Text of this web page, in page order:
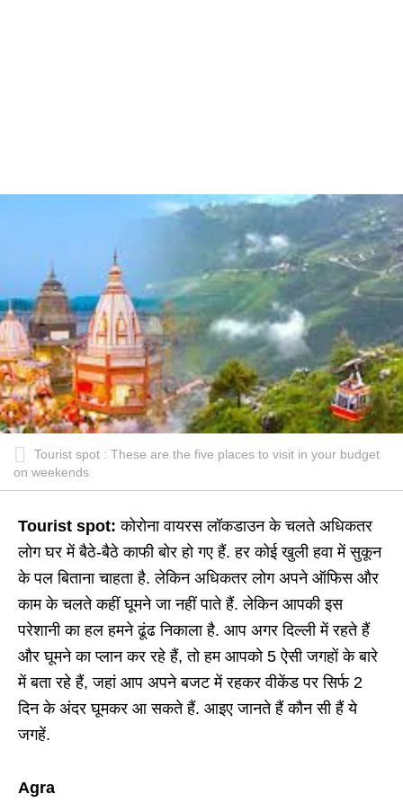
Tourist spot : These are the five places to visit in your budget
on weekends
Tourist spot: कोरोना वायरस लॉकडाउन के चलते अधिकतर
लोग घर में बैठे-बैठे काफी बोर हो गए हैं. हर कोई खुली हवा में सुकून
के पल बिताना चाहता है. लेकिन अधिकतर लोग अपने ऑफिस और
काम के चलते कहीं घूमने जा नहीं पाते हैं. लेकिन आपकी इस
परेशानी का हल हमने ढूंढ निकाला है. आप अगर दिल्ली में रहते हैं
और घूमने का प्लान कर रहे हैं, तो हम आपको 5 ऐसी जगहों के बारे
में बता रहे हैं, जहां आप अपने बजट में रहकर वीकेंड पर सिर्फ 2
दिन के अंदर घूमकर आ सकते हैं. आइए जानते हैं कौन सी हैं ये
जगहें.
Agra